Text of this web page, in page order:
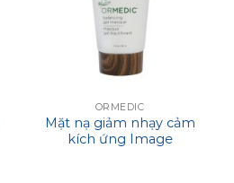
ORMEDIC
Mặt nạ giảm nhạy cảm
kích ứng Image